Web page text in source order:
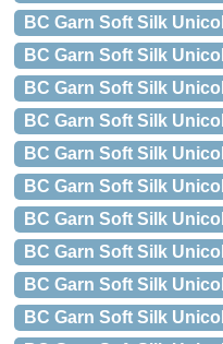
BC Garn Soft Silk
BC Garn Soft Silk
BC Garn Soft Silk
BC Garn Soft Silk
BC Garn Soft Silk
BC Garn Soft Silk
BC Garn Soft Silk
BC Garn Soft Silk
BC Garn Soft Silk
BC Garn Soft Silk